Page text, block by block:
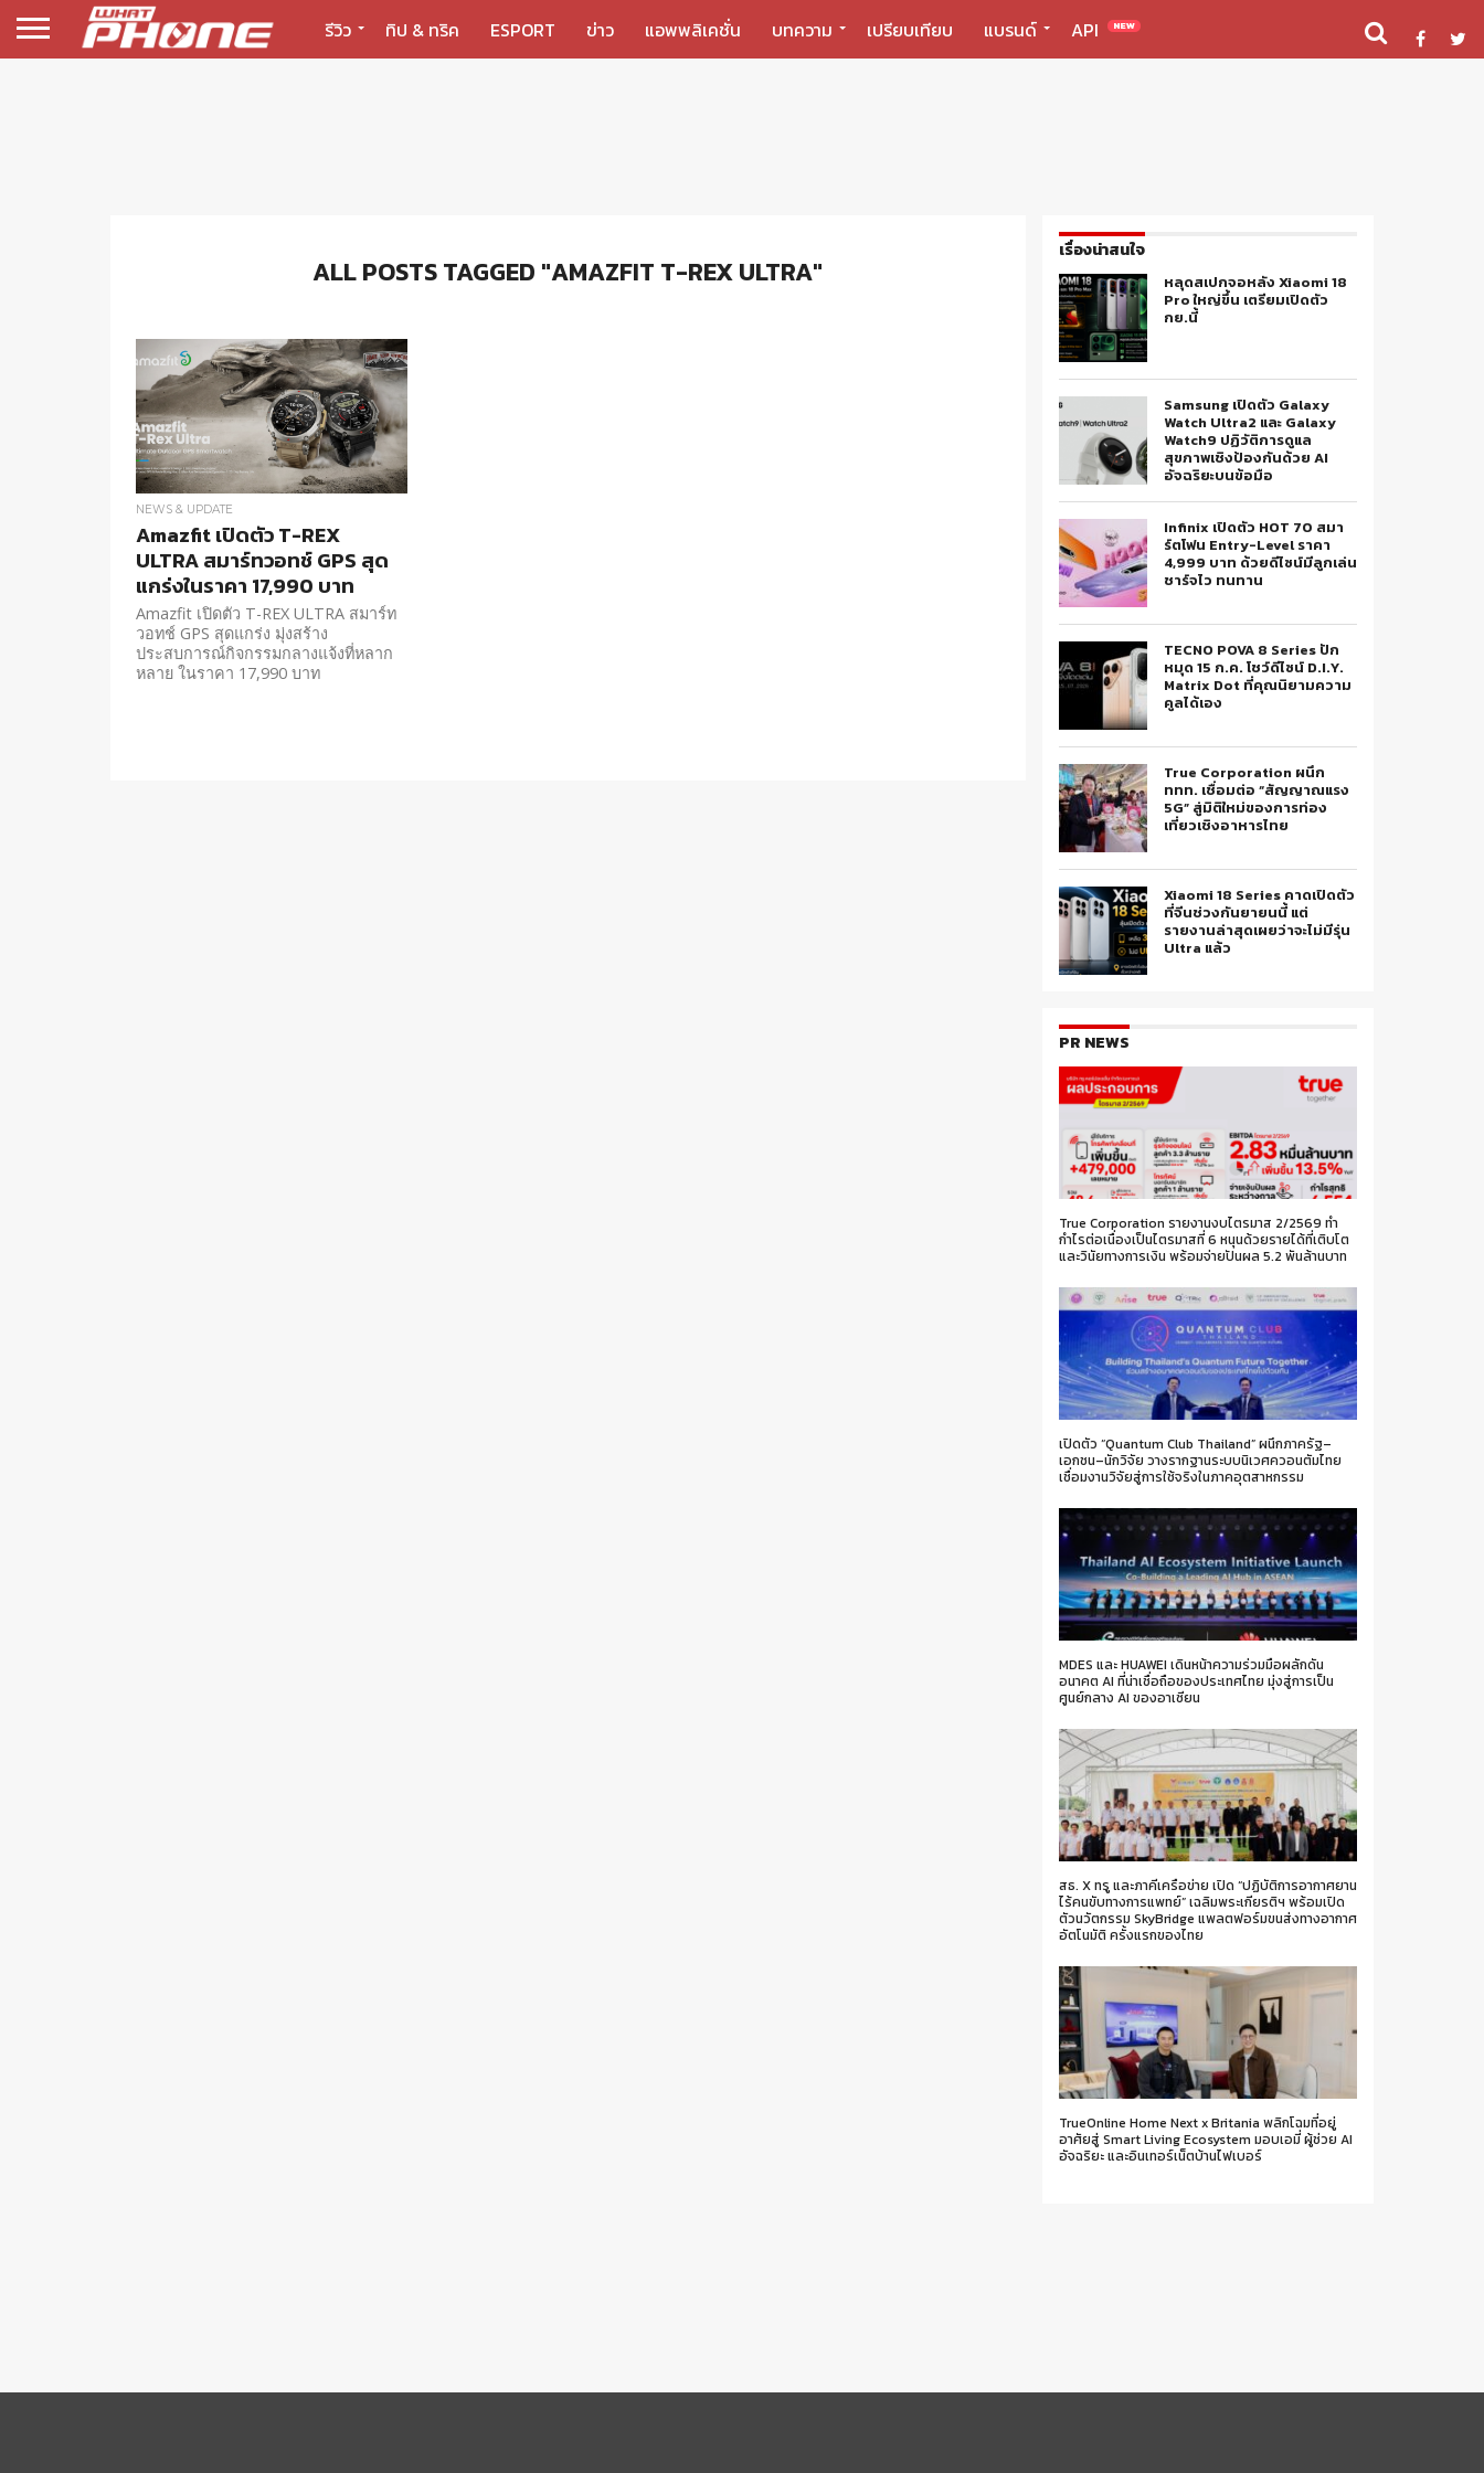
รีวิว ทิป & ทริค ESPORT ข่าว แอพพลิเคชั่น บทความ เปรียบเทียบ แบรนด์ API NEW
ALL POSTS TAGGED "AMAZFIT T-REX ULTRA"
NEWS & UPDATE
Amazfit เปิดตัว T-REX
ULTRA สมาร์ทวอทช์ GPS สุด
แกร่งในราคา 17,990 บาท
Amazfit เปิดตัว T-REX ULTRA สมาร์ท
วอทช์ GPS สุดแกร่ง มุ่งสร้าง
ประสบการณ์กิจกรรมกลางแจ้งที่หลาก
หลาย ในราคา 17,990 บาท
เรื่องน่าสนใจ
หลุดสเปกจอหลัง Xiaomi 18
Pro ใหญ่ขึ้น เตรียมเปิดตัว
กย.นี้
Samsung เปิดตัว Galaxy
Watch Ultra2 และ Galaxy
Watch9 ปฏิวัติการดูแล
สุขภาพเชิงป้องกันด้วย AI
อัจฉริยะบนข้อมือ
Infinix เปิดตัว HOT 70 สมา
ร์ตโฟน Entry-Level ราคา
4,999 บาท ด้วยดีไซน์มีลูกเล่น
ชาร์จไว ทนทาน
TECNO POVA 8 Series ปัก
หมุด 15 ก.ค. โชว์ดีไซน์ D.I.Y.
Matrix Dot ที่คุณนิยามความ
คูลได้เอง
True Corporation ผนึก
ททท. เชื่อมต่อ “สัญญาณแรง
5G” สู่มิติใหม่ของการท่อง
เที่ยวเชิงอาหารไทย
Xiaomi 18 Series คาดเปิดตัว
ที่จีนช่วงกันยายนนี้ แต่
รายงานล่าสุดเผยว่าจะไม่มีรุ่น
Ultra แล้ว
PR NEWS
True Corporation รายงานงบไตรมาส 2/2569 ทำ
กำไรต่อเนื่องเป็นไตรมาสที่ 6 หนุนด้วยรายได้ที่เติบโต
และวินัยทางการเงิน พร้อมจ่ายปันผล 5.2 พันล้านบาท
เปิดตัว “Quantum Club Thailand” ผนึกภาครัฐ–
เอกชน–นักวิจัย วางรากฐานระบบนิเวศควอนตัมไทย
เชื่อมงานวิจัยสู่การใช้จริงในภาคอุตสาหกรรม
MDES และ HUAWEI เดินหน้าความร่วมมือผลักดัน
อนาคต AI ที่น่าเชื่อถือของประเทศไทย มุ่งสู่การเป็น
ศูนย์กลาง AI ของอาเซียน
สธ. X ทรู และภาคีเครือข่าย เปิด “ปฏิบัติการอากาศยาน
ไร้คนขับทางการแพทย์” เฉลิมพระเกียรติฯ พร้อมเปิด
ตัวนวัตกรรม SkyBridge แพลตฟอร์มขนส่งทางอากาศ
อัตโนมัติ ครั้งแรกของไทย
TrueOnline Home Next x Britania พลิกโฉมที่อยู่
อาศัยสู่ Smart Living Ecosystem มอบเอมี่ ผู้ช่วย AI
อัจฉริยะ และอินเทอร์เน็ตบ้านไฟเบอร์